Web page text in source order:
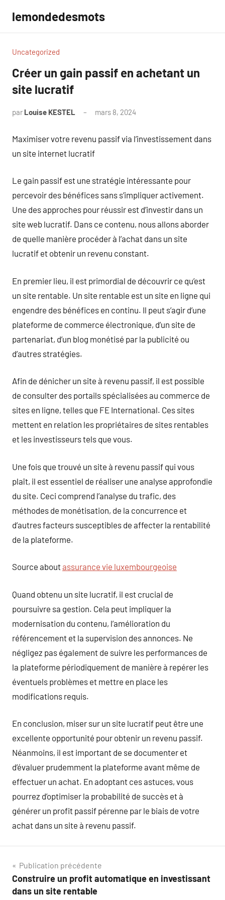
contenu
lemondedesmots
Uncategorized
Créer un gain passif en achetant un
site lucratif
par Louise KESTEL mars 8, 2024
Maximiser votre revenu passif via l’investissement dans
un site internet lucratif
Le gain passif est une stratégie intéressante pour
percevoir des bénéfices sans s’impliquer activement.
Une des approches pour réussir est d’investir dans un
site web lucratif. Dans ce contenu, nous allons aborder
de quelle manière procéder à l’achat dans un site
lucratif et obtenir un revenu constant.
En premier lieu, il est primordial de découvrir ce qu’est
un site rentable. Un site rentable est un site en ligne qui
engendre des bénéfices en continu. Il peut s’agir d’une
plateforme de commerce électronique, d’un site de
partenariat, d’un blog monétisé par la publicité ou
d’autres stratégies.
Afin de dénicher un site à revenu passif, il est possible
de consulter des portails spécialisées au commerce de
sites en ligne, telles que FE International. Ces sites
mettent en relation les propriétaires de sites rentables
et les investisseurs tels que vous.
Une fois que trouvé un site à revenu passif qui vous
plaît, il est essentiel de réaliser une analyse approfondie
du site. Ceci comprend l’analyse du trafic, des
méthodes de monétisation, de la concurrence et
d’autres facteurs susceptibles de affecter la rentabilité
de la plateforme.
Source aboutassurance vie luxembourgeoise
Quand obtenu un site lucratif, il est crucial de
poursuivre sa gestion. Cela peut impliquer la
modernisation du contenu, l’amélioration du
référencement et la supervision des annonces. Ne
négligez pas également de suivre les performances de
la plateforme périodiquement de manière à repérer les
éventuels problèmes et mettre en place les
modifications requis.
En conclusion, miser sur un site lucratif peut être une
excellente opportunité pour obtenir un revenu passif.
Néanmoins, il est important de se documenter et
d’évaluer prudemment la plateforme avant même de
effectuer un achat. En adoptant ces astuces, vous
pourrez d’optimiser la probabilité de succès et à
générer un profit passif pérenne par le biais de votre
achat dans un site à revenu passif.
Navigation
de
Publication précédente
Construire un profit automatique en investissant
dans un site rentable